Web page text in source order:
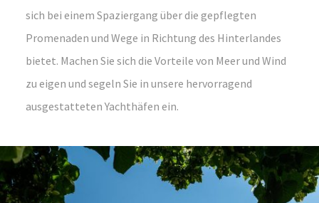
sich bei einem Spaziergang über die gepflegten
Promenaden und Wege in Richtung des Hinterlandes
bietet. Machen Sie sich die Vorteile von Meer und Wind
zu eigen und segeln Sie in unsere hervorragend
ausgestatteten Yachthäfen ein.